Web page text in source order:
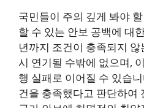
국민들이 주의 깊게 봐야
할 수 있는 안보 공백에 대
년까지 조건이 충족되지
시 연기될 수밖에 없으며,
행 실패로 이어질 수 있습
건을 충족했다고 판단하여